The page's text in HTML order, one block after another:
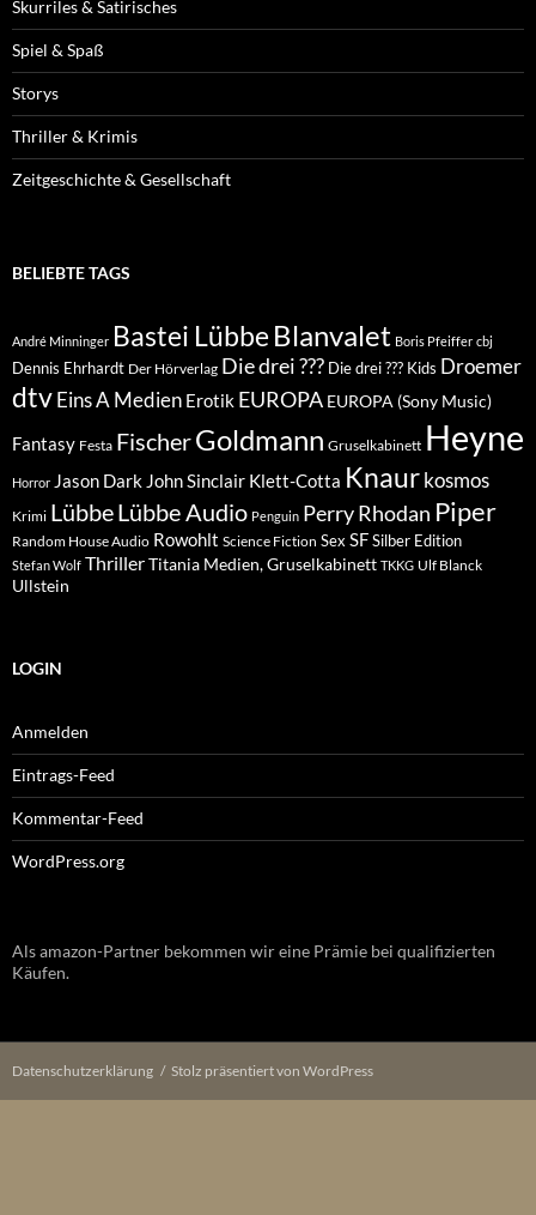
Skurriles & Satirisches
Spiel & Spaß
Storys
Thriller & Krimis
Zeitgeschichte & Gesellschaft
BELIEBTE TAGS
André Minninger Bastei Lübbe Blanvalet Boris Pfeiffer cbj
Dennis Ehrhardt Der Hörverlag Die drei ??? Die drei ??? Kids Droemer
dtvEins A Medien Erotik EUROPA EUROPA (Sony Music)
Fantasy Festa FischerGoldmann Gruselkabinett Heyne
Horror Jason Dark John Sinclair Klett-Cotta Knaur kosmos
Krimi LübbeLübbe Audio Penguin Perry Rhodan Piper
Random House Audio Rowohlt Science Fiction Sex SFSilber Edition
Stefan Wolf ThrillerTitania Medien, Gruselkabinett TKKG Ulf Blanck
Ullstein
LOGIN
Anmelden
Eintrags-Feed
Kommentar-Feed
WordPress.org
Als amazon-Partner bekommen wir eine Prämie bei qualifizierten
Käufen.
Datenschutzerklärung Stolz präsentiert von WordPress